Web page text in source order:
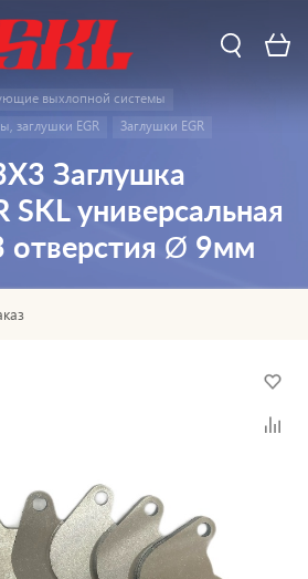
выхлопной системы
заглушки EGR
Заглушки EGR
Заглушка
SKL универсальная
отверстия Ø 9мм